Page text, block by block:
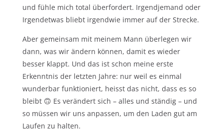
und fühle mich total überfordert. Irgendjemand oder
Irgendetwas bliebt irgendwie immer auf der Strecke.
Aber gemeinsam mit meinem Mann überlegen wir
dann, was wir ändern können, damit es wieder
besser klappt. Und das ist schon meine erste
Erkenntnis der letzten Jahre: nur weil es einmal
wunderbar funktioniert, heisst das nicht, dass es so
bleibt 🙃 Es verändert sich – alles und ständig – und
so müssen wir uns anpassen, um den Laden gut am
Laufen zu halten.